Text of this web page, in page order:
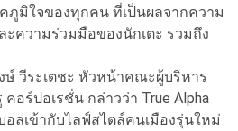
ภูมิใจของทุกคน ที่เป็นผลจากความ
ความร่วมมือของนักเตะ รวมถึง
วีระเตชะ หัวหน้าคณะผู้บริหาร
อร์ปอเรชั่น กล่าวว่า True Alpha
อลเข้ากับไลฟ์สไตล์คนเมืองรุ่นใหม่